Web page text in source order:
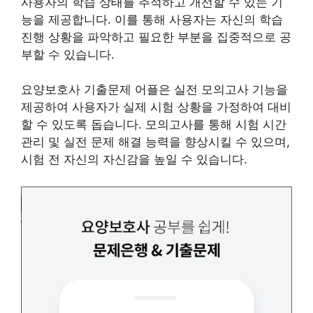
능을 제공합니다. 이를 통해 사용자는 자신의 학습
진행 상황을 파악하고 필요한 부분을 집중적으로 공
부할 수 있습니다.
요양보호사 기출문제 어플은 실전 모의고사 기능을
제공하여 사용자가 실제 시험 상황을 가정하여 대비
할 수 있도록 돕습니다. 모의고사를 통해 시험 시간
관리 및 실전 문제 해결 능력을 향상시킬 수 있으며,
시험 전 자신의 자신감을 높일 수 있습니다.